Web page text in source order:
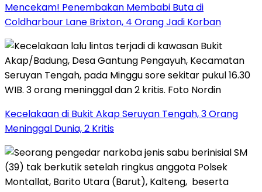
Mencekam! Penembakan Membabi Buta di
Coldharbour Lane Brixton, 4 Orang Jadi Korban
Kecelakaan di Bukit Akap Seruyan Tengah, 3 Orang
Meninggal Dunia, 2 Kritis